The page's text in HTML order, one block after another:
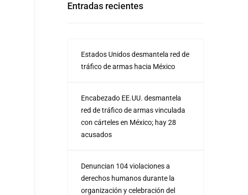
Entradas recientes
Estados Unidos desmantela red de
tráfico de armas hacia México
Encabezado EE.UU. desmantela
red de tráfico de armas vinculada
con cárteles en México; hay 28
acusados
Denuncian 104 violaciones a
derechos humanos durante la
organización y celebración del